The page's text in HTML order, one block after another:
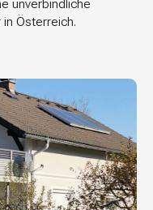
unverbindliche
Österreich.